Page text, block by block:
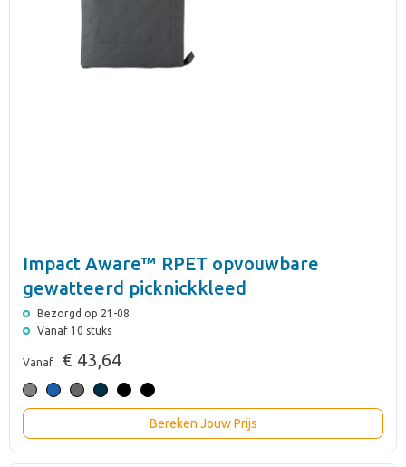
Impact Aware™ RPET opvouwbare
gewatteerd picknickkleed
Bezorgd op 21-08
Vanaf 10 stuks
Vanaf € 43,64
Bereken Jouw Prijs